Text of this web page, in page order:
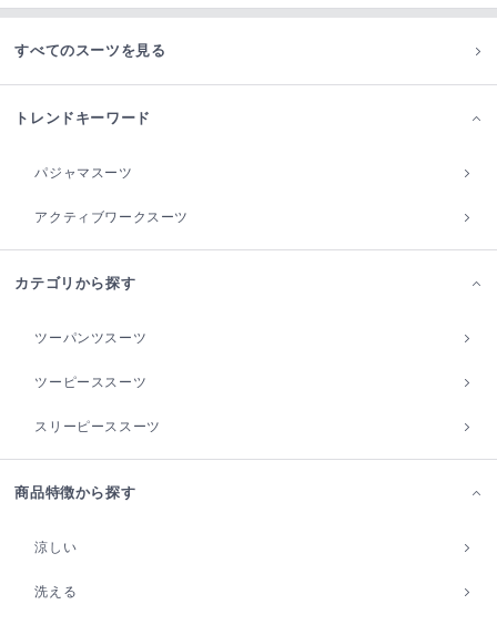
すべてのスーツを見る
トレンドキーワード
パジャマスーツ
アクティブワークスーツ
カテゴリから探す
ツーパンツスーツ
ツーピーススーツ
スリーピーススーツ
商品特徴から探す
涼しい
洗える